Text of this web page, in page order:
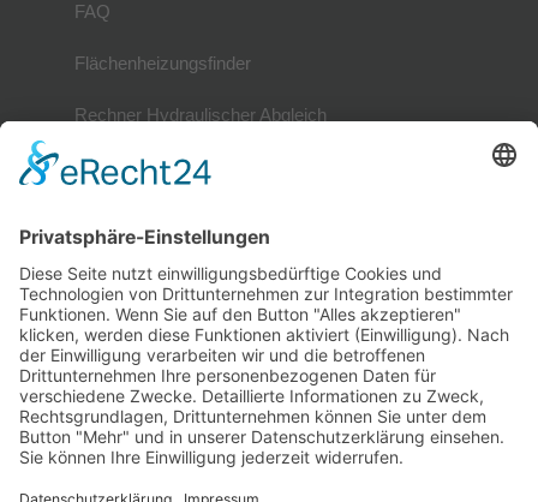
FAQ
Flächenheizungsfinder
Rechner Hydraulischer Abgleich
Mitglieder
Mitgliederverzeichnis
Referenzobjekte
Mitglied werden
Mitglieder-Login